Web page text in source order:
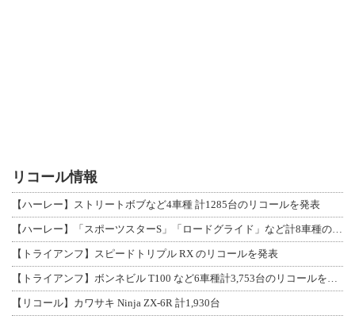
リコール情報
【ハーレー】ストリートボブなど4車種 計1285台のリコールを発表
【ハーレー】「スポーツスターS」「ロードグライド」など計8車種のリコールを発表
【トライアンフ】スピードトリプル RX のリコールを発表
【トライアンフ】ボンネビル T100 など6車種計3,753台のリコールを発表
【リコール】カワサキ Ninja ZX-6R 計1,930台